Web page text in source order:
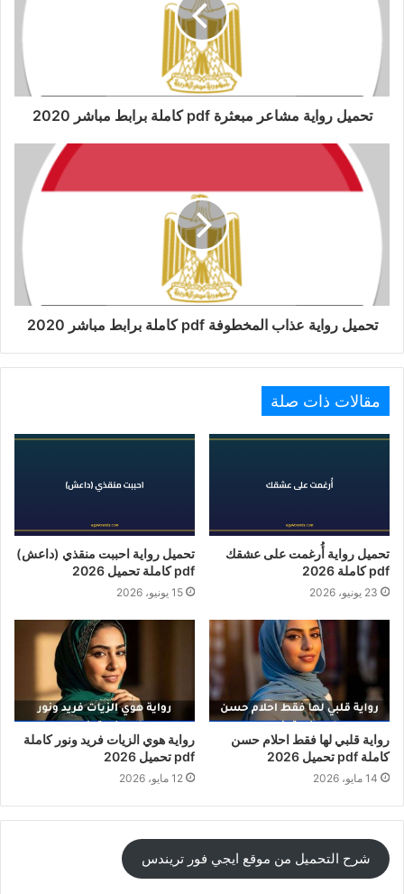
تحميل رواية مشاعر مبعثرة pdf كاملة برابط مباشر 2020
تحميل رواية عذاب المخطوفة pdf كاملة برابط مباشر 2020
مقالات ذات صلة
تحميل رواية أُرغمت على عشقك
pdf كاملة 2026
23 يونيو، 2026
تحميل رواية احببت منقذي (داعش)
pdf كاملة تحميل 2026
15 يونيو، 2026
رواية قلبي لها فقط احلام حسن
كاملة pdf تحميل 2026
14 مايو، 2026
رواية هوي الزيات فريد ونور كاملة
pdf تحميل 2026
12 مايو، 2026
شرح التحميل من موقع ايجي فور تريندس